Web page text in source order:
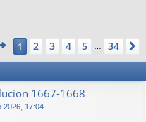
Página de 34
1 2 3 4 5 34
1667-1668
2026, 17:04